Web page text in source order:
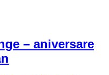
– aniversare